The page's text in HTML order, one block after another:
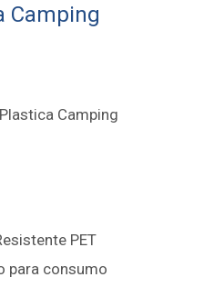
Camping
Camping
PET
para consumo